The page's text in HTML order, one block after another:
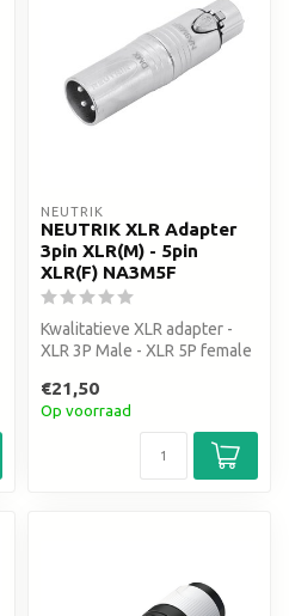
NEUTRIK
NEUTRIK XLR Adapter
3pin XLR(M) - 5pin
XLR(F) NA3M5F
Kwalitatieve XLR adapter -
XLR 3P Male - XLR 5P female
€21,50
Op voorraad